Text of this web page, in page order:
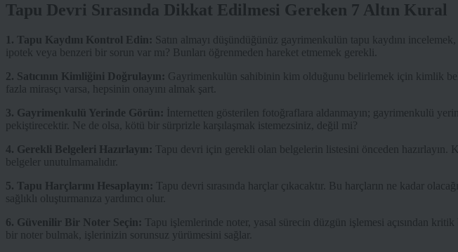
Tapu Devri Sırasında Dikkat Edilmesi Gereken 7 Altın Kural
1. Tapu Kaydını Kontrol Edin: Satın almayı düşündüğünüz gayrimenkulün tapu kaydını
ipotek veya benzeri bir sorun var mı? Bunları öğrenmeden hareket etmemek gerekli.
2. Satıcının Kimliğini Doğrulayın: Gayrimenkulün sahibinin kim olduğunu belirlemek için kimlik
fazla mirasçı varsa, hepsinin onayını almak şart.
3. Gayrimenkulü Yerinde Görün: İnternetten gösterilen fotoğraflara aldanmayın; gayrimenkulü
pekiştirecektir. Ne de olsa, kötü bir sürprizle karşılaşmak istemezsiniz, değil mi?
4. Gerekli Belgeleri Hazırlayın: Tapu devri için gerekli olan belgelerin listesini önceden hazırlayın.
belgeler unutulmamalıdır.
5. Tapu Harçlarını Hesaplayın: Tapu devri sırasında harçlar çıkacaktır. Bu harçların ne kadar
sağlıklı oluşturmanıza yardımcı olur.
6. Güvenilir Bir Noter Seçin: Tapu işlemlerinde noter, yasal sürecin düzgün işlemesi açısından
bir noter bulmak, işlerinizin sorunsuz yürümesini sağlar.